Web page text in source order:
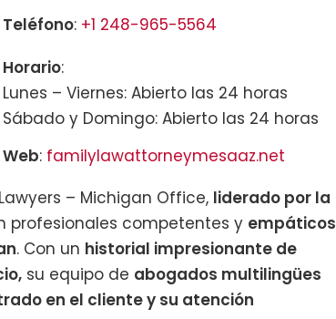
Teléfono: +1 248-965-5564
Horario:
Lunes – Viernes: Abierto las 24 horas
Sábado y Domingo: Abierto las 24 horas
Web: familylawattorneymesaaz.net
– Michigan Office, liderado por la
profesionales competentes y empáticos
. Con un historial impresionante de
su equipo de abogados multilingües
en el cliente y su atención